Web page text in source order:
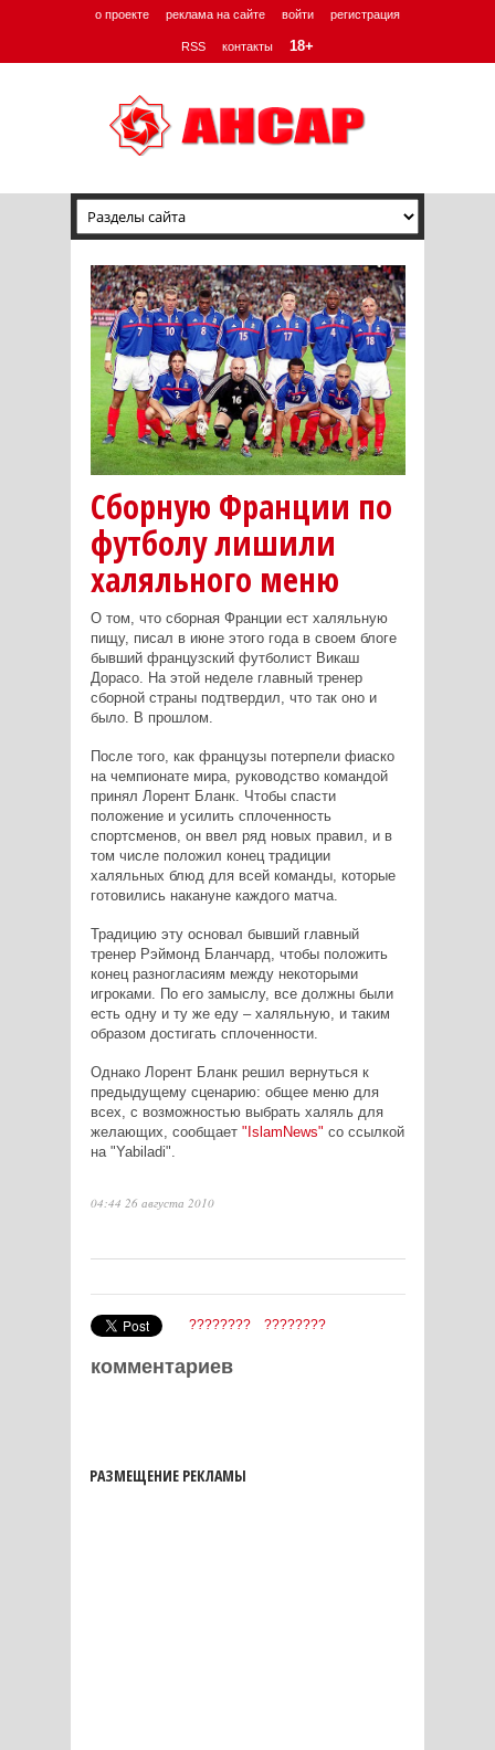
о проекте реклама на сайте войти регистрация
RSS контакты 18+
Сборную Франции по
футболу лишили
халяльного меню
О том, что сборная Франции ест халяльную
пищу, писал в июне этого года в своем блоге
бывший французский футболист Викаш
Дорасо. На этой неделе главный тренер
сборной страны подтвердил, что так оно и
было. В прошлом.
После того, как французы потерпели фиаско
на чемпионате мира, руководство командой
принял Лорент Бланк. Чтобы спасти
положение и усилить сплоченность
спортсменов, он ввел ряд новых правил, и в
том числе положил конец традиции
халяльных блюд для всей команды, которые
готовились накануне каждого матча.
Традицию эту основал бывший главный
тренер Рэймонд Бланчард, чтобы положить
конец разногласиям между некоторыми
игроками. По его замыслу, все должны были
есть одну и ту же еду – халяльную, и таким
образом достигать сплоченности.
Однако Лорент Бланк решил вернуться к
предыдущему сценарию: общее меню для
всех, с возможностью выбрать халяль для
желающих, сообщает "IslamNews" со ссылкой
на "Yabiladi".
04:44 26 августа 2010
???????? ????????
комментариев
РАЗМЕЩЕНИЕ РЕКЛАМЫ